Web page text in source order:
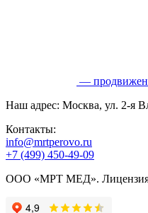
—
Наш адрес: Москва, ул. 2-я
Контакты:
info@mrtperovo.ru
+7 (499) 450-49-09
ООО «МРТ МЕД». Лицензия